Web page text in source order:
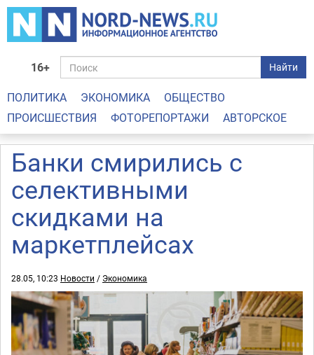
16+ Найти
ПОЛИТИКА ЭКОНОМИКА
ОБЩЕСТВО
ПРОИСШЕСТВИЯ
ФОТОРЕПОРТАЖИ АВТОРСКОЕ
Банки смирились с
селективными
скидками на
маркетплейсах
28.05, 10:23 Новости / Экономика